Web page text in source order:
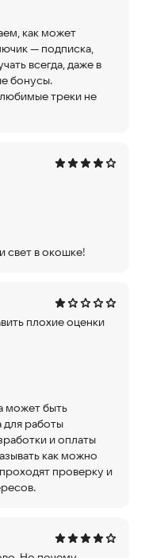
как может
— подписка,
всегда, даже в
бонусы.
треки не
свет в окошке!
плохие оценки
может быть
для работы
и оплаты
как можно
проверку и